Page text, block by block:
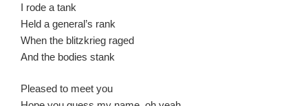
I rode a tank
Held a general’s rank
When the blitzkrieg raged
And the bodies stank
Pleased to meet you